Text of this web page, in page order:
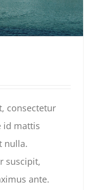
consectetur
id mattis
nulla.
suscipit,
ante.